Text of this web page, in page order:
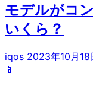
モデルがコ
いくら？
iqos 2023年10月18
📱